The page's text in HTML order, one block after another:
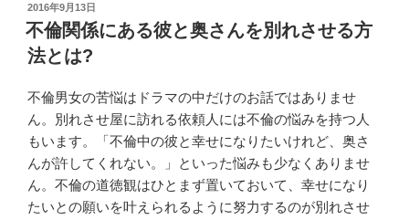
投
稿
日:
2016年9月13日
不倫関係にある彼と奥さんを別れさせる方
法とは?
不倫男女の苦悩はドラマの中だけのお話ではありませ
ん。別れさせ屋に訪れる依頼人には不倫の悩みを持つ人
もいます。「不倫中の彼と幸せになりたいけれど、奥さ
んが許してくれない。」といった悩みも少なくありませ
ん。不倫の道徳観はひとまず置いておいて、幸せになり
たいとの願いを叶えられるように努力するのが別れさせ